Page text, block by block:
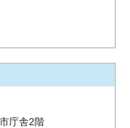
庁舎2階